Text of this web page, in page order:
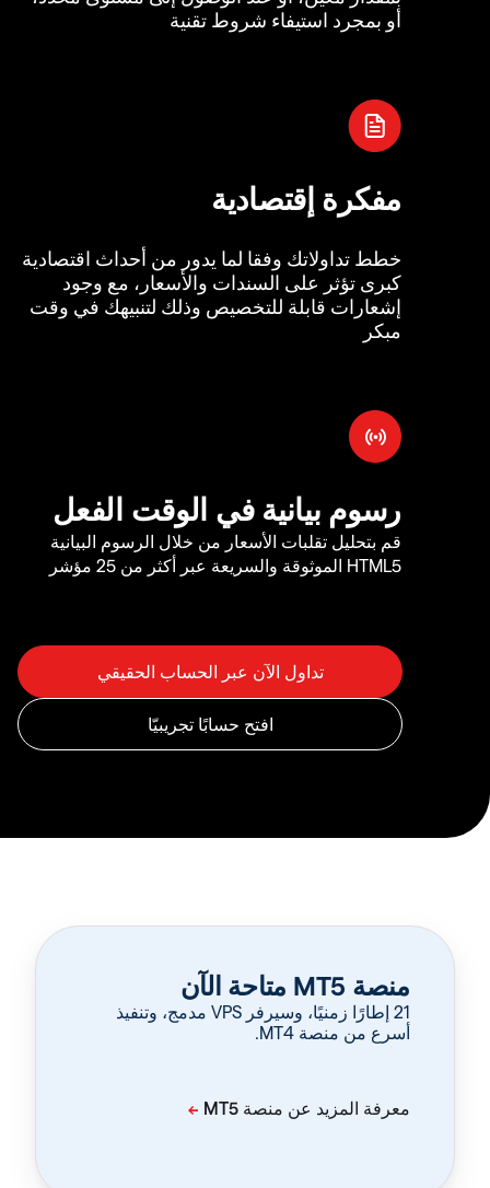
أو بمجرد استيفاء شروط تقنية
مفكرة إقتصادية
خطط تداولاتك وفقا لما يدور من أحداث اقتصادية
كبرى تؤثر على السندات والأسعار، مع وجود
إشعارات قابلة للتخصيص وذلك لتنبيهك في وقت
مبكر
رسوم بيانية في الوقت الفعل
قم بتحليل تقلبات الأسعار من خلال الرسوم البيانية
HTML5 الموثوقة والسريعة عبر أكثر من 25 مؤشر
منصة MT5 متاحة الآن
‏21 إطارًا زمنيًا، وسيرفر VPS مدمج، وتنفيذ
أسرع من منصة MT4.